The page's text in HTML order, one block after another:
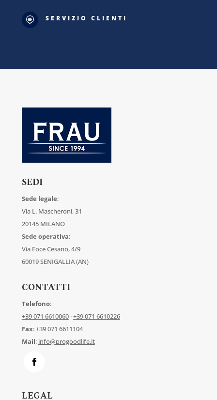
 SERVIZIO CLIENTI
SEDI
Sede legale:
Via L. Mascheroni, 31
20145 MILANO
Sede operativa:
Via Foce Cesano, 4/9
60019 SENIGALLIA (AN)
CONTATTI
Telefono:
+39 071 6610060·+39 071 6610226
Fax: +39 071 6611104
Mail: info@progoodlife.it
LEGAL